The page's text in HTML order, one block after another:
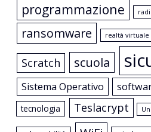
programmazione
ransomware realtà virtuale
Scratch scuola
Sistema Operativo
tecnologia
Teslacrypt